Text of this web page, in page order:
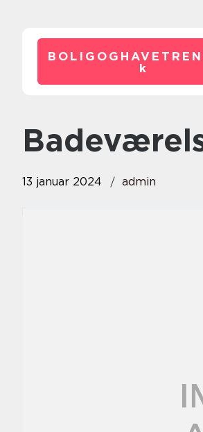
k
13 januar 2024 admin